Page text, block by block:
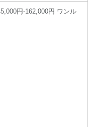
円-162,000円 ワンル